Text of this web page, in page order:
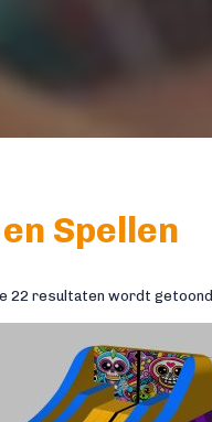
Spellen
22 resultaten wordt getoond